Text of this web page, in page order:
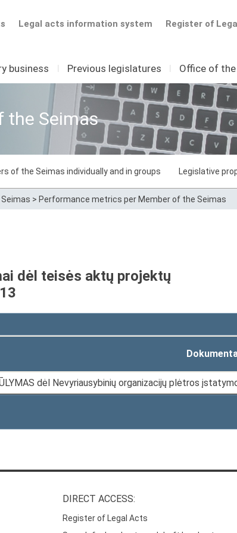
Register of
Legal acts information system
business I Previous legislatures I Office of
the Seimas
of the Seimas individually and in groups Legislative
> Performance metrics per Member of the Seimas
dėl teisės aktų projektų
dėl Nevyriausybinių organizacijų plėtros
DIRECT ACCESS:
Register of Legal Acts